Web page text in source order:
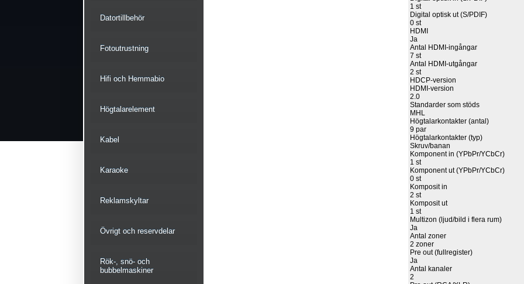
Datortillbehör
Fotoutrustning
Hifi och Hemmabio
Högtalarelement
Kabel
Karaoke
Reklamskyltar
Övrigt och reservdelar
Rök-, snö- och
bubbelmaskiner
1 st
Digital optisk ut (S/PDIF)
0 st
HDMI
Ja
Antal HDMI-ingångar
7 st
Antal HDMI-utgångar
2 st
HDCP-version
HDMI-version
2.0
Standarder som stöds
MHL
Högtalarkontakter (antal)
9 par
Högtalarkontakter (typ)
Skruv/banan
Komponent in (YPbPr/YCbCr)
1 st
Komponent ut (YPbPr/YCbCr)
0 st
Komposit in
2 st
Komposit ut
1 st
Multizon (ljud/bild i flera rum)
Ja
Antal zoner
2 zoner
Pre out (fullregister)
Ja
Antal kanaler
2